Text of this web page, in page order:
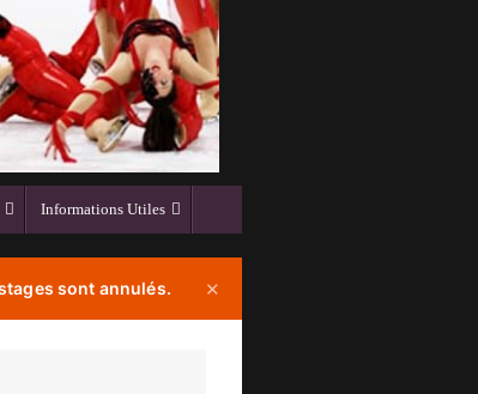
Informations Utiles
sont annulés. ✕